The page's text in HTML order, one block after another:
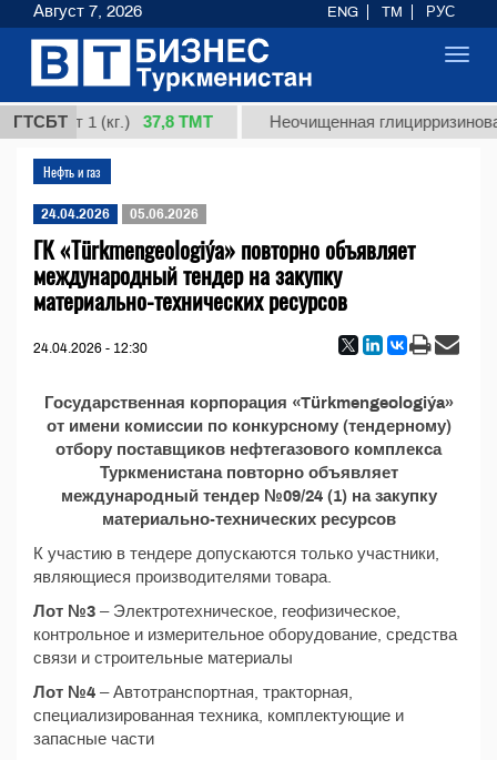
ГТСБТ
сорт 1 (кг.) 37,8 ТМТ Неочищенная
Нефть и газ
24.04.2026 05.06.2026
ГК «Türkmengeologiýa» повторно объявляет
международный тендер на закупку
материально-технических ресурсов
24.04.2026 - 12:30
Государственная корпорация «Türkmengeologiýa»
от имени комиссии по конкурсному (тендерному)
отбору поставщиков нефтегазового комплекса
Туркменистана повторно объявляет
международный тендер №09/24 (1) на закупку
материально-технических ресурсов
К участию в тендере допускаются только участники,
являющиеся производителями товара.
Лот №3 – Электротехническое, геофизическое,
контрольное и измерительное оборудование, средства
связи и строительные материалы
Лот №4 – Автотранспортная, тракторная,
специализированная техника, комплектующие и
запасные части
Август 7, 2026 ENG TM РУС